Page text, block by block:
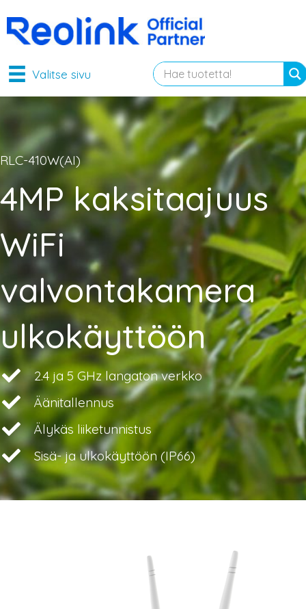
Valitse sivu
RLC-410W(AI)
4MP kaksitaajuus
WiFi
valvontakamera
ulkokäyttöön
2.4 ja 5 GHz langaton verkko
Äänitallennus
Älykäs liiketunnistus
Sisä- ja ulkokäyttöön (IP66)